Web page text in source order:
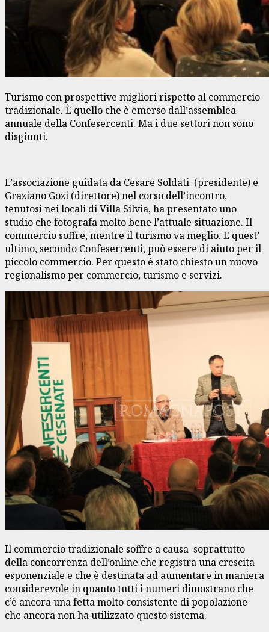
Turismo con prospettive migliori rispetto al commercio
tradizionale. È quello che è emerso dall’assemblea
annuale della Confesercenti. Ma i due settori non sono
disgiunti.
L’associazione guidata da Cesare Soldati (presidente) e
Graziano Gozi (direttore) nel corso dell’incontro,
tenutosi nei locali di Villa Silvia, ha presentato uno
studio che fotografa molto bene l’attuale situazione. Il
commercio soffre, mentre il turismo va meglio. E quest’
ultimo, secondo Confesercenti, può essere di aiuto per il
piccolo commercio. Per questo è stato chiesto un nuovo
regionalismo per commercio, turismo e servizi.
Il commercio tradizionale soffre a causa soprattutto
della concorrenza dell’online che registra una crescita
esponenziale e che è destinata ad aumentare in maniera
considerevole in quanto tutti i numeri dimostrano che
c’è ancora una fetta molto consistente di popolazione
che ancora non ha utilizzato questo sistema.